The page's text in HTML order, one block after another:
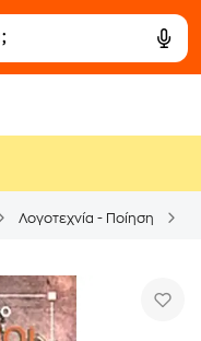
Λογοτεχνία - Ποίηση